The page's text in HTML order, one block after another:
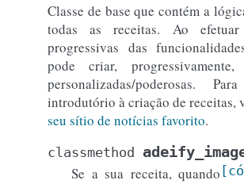
Classe de base que contém a
todas as receitas. Ao efetuar
progressivas das
pode criar,
personalizadas/poderosas.
introdutório à criação de receitas,
seu sítio de notícias favorito.
classmethod
Se a sua receita, quando